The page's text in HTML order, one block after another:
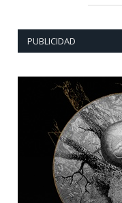
PUBLICIDAD